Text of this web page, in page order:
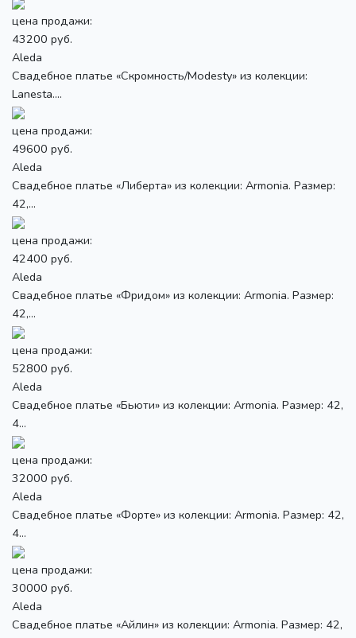
цена продажи:
43200 руб.
Aleda
Свадебное платье «Скромность/Modesty» из колекции:
Lanesta....
цена продажи:
49600 руб.
Aleda
Свадебное платье «Либерта» из колекции: Armonia. Размер:
42,...
цена продажи:
42400 руб.
Aleda
Свадебное платье «Фридом» из колекции: Armonia. Размер:
42,...
цена продажи:
52800 руб.
Aleda
Свадебное платье «Бьюти» из колекции: Armonia. Размер: 42,
4...
цена продажи:
32000 руб.
Aleda
Свадебное платье «Форте» из колекции: Armonia. Размер: 42,
4...
цена продажи:
30000 руб.
Aleda
Свадебное платье «Айлин» из колекции: Armonia. Размер: 42,